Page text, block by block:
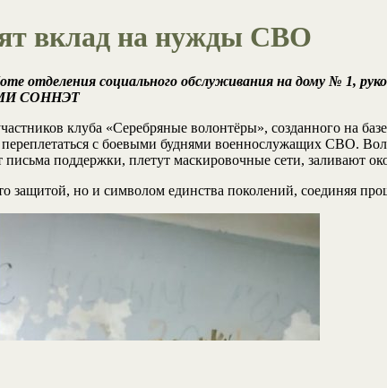
вклад на нужды СВО
отделения социального обслуживания на дому № 1,
СОННЭТ
клуба «Серебряные волонтёры», созданного на
переплетаться с боевыми буднями военнослужащих СВО.
поддержки, плетут маскировочные сети, заливают
защитой, но и символом единства поколений, соединяя